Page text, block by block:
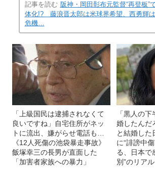
記事を読む 阪神・岡田彰布元監督“再登板”
体化!? 藤浪晋太郎は米球界希望、西勇輝
危機…
「上級国民は逮捕されなくて
良いですね」自宅住所がネッ
トに流出、嫌がらせ電話も…
《12人死傷の池袋暴走事故》
飯塚幸三の長男が直面した
「加害者家族への暴力」
「黒人の
婚したんだ
と結婚した
に“誹謗中
る、日本で
別”のリアル